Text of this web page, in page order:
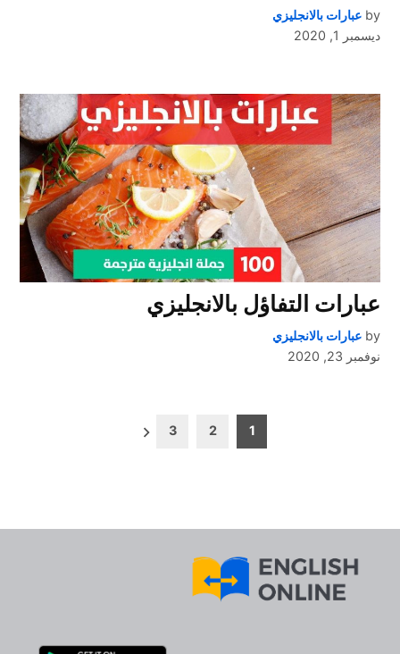
by عبارات بالانجليزي
ديسمبر 1, 2020
عبارات التفاؤل بالانجليزي
by عبارات بالانجليزي
نوفمبر 23, 2020
1
2
3